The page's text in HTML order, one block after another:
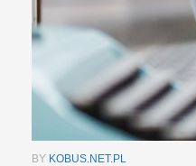
BY KOBUS.NET.PL